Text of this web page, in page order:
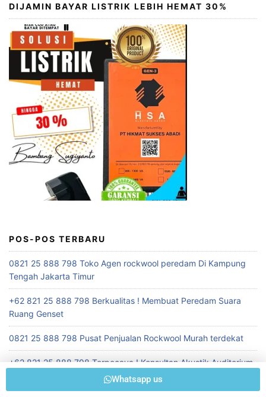
DIJAMIN BAYAR LISTRIK LEBIH HEMAT 30%
POS-POS TERBARU
0821 25 888 798 Toko Agen rockwool peredam Di Kampung
Tengah Jakarta Timur
+62 821 25 888 798 Berkualitas ! Membuat Peredam Suara
Ruang Genset
0821 25 888 798 Pusat Penjualan Rockwool Murah terdekat
+62 821 25 888 798 Terpecaya ! Konsultan Akustik Auditorium
+62 821 25 888 798 Berkualitas ! Toko Penjual Peredam Suara
Whatsapp us